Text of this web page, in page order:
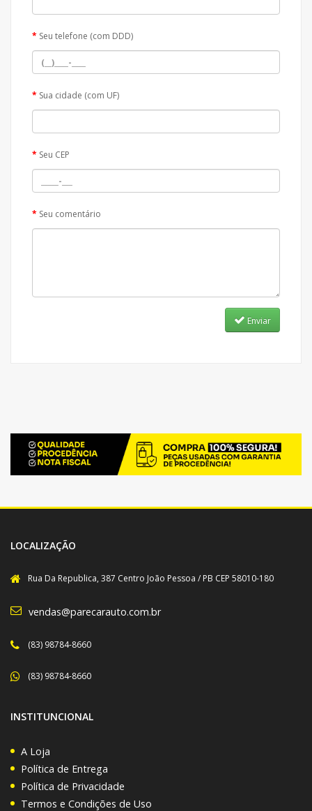
Seu telefone (com DDD)
Sua cidade (com UF)
Seu CEP
Seu comentário
Enviar
LOCALIZAÇÃO
Rua Da Republica, 387 Centro João Pessoa / PB CEP 58010-180
vendas@parecarauto.com.br
(83) 98784-8660
(83) 98784-8660
INSTITUNCIONAL
A Loja
Política de Entrega
Política de Privacidade
Termos e Condições de Uso